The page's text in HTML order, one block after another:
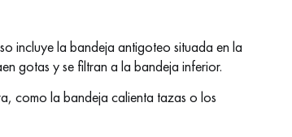
incluye la bandeja antigoteo situada en la
gotas y se filtran a la bandeja inferior.
como la bandeja calienta tazas o los